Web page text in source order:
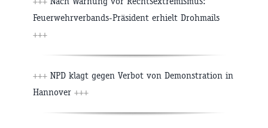
Feuerwehrverbands-Präsident erhielt Drohmails
+++
+++ NPD klagt gegen Verbot von Demonstration in
Hannover +++